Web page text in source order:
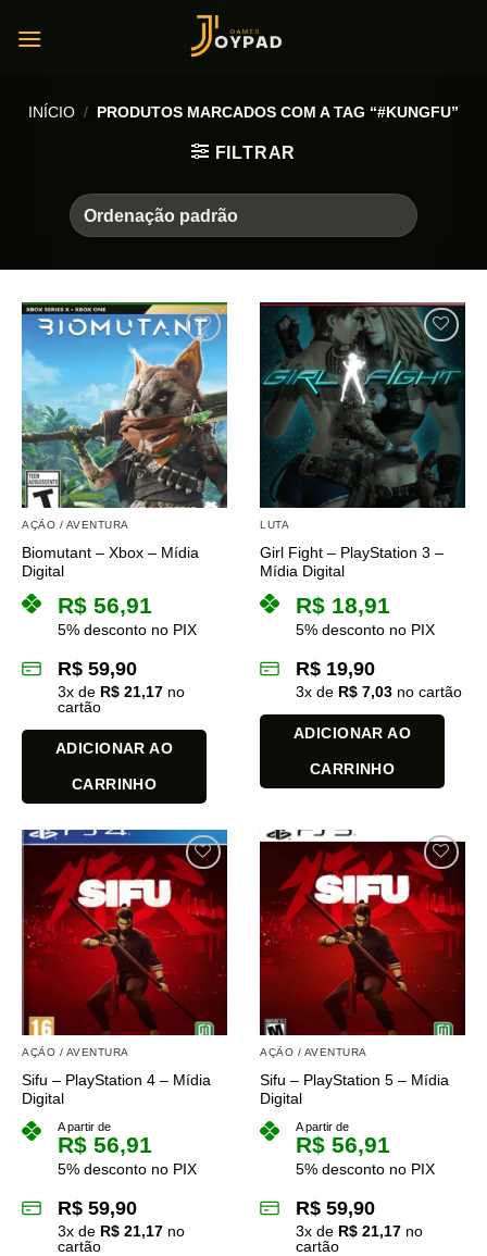
INÍCIO / PRODUTOS MARCADOS COM A TAG “#KUNGFU”
FILTRAR
AÇÃO / AVENTURA
Biomutant – Xbox – Mídia
Digital
R$ 56,91
5% desconto no PIX
R$ 59,90
3x de R$ 21,17 no
cartão
ADICIONAR AO
CARRINHO
LUTA
Girl Fight – PlayStation 3 –
Mídia Digital
R$ 18,91
5% desconto no PIX
R$ 19,90
3x de R$ 7,03 no cartão
ADICIONAR AO
CARRINHO
AÇÃO / AVENTURA
Sifu – PlayStation 4 – Mídia
Digital
A partir de
R$ 56,91
5% desconto no PIX
R$ 59,90
3x de R$ 21,17 no
cartão
AÇÃO / AVENTURA
Sifu – PlayStation 5 – Mídia
Digital
A partir de
R$ 56,91
5% desconto no PIX
R$ 59,90
3x de R$ 21,17 no
cartão